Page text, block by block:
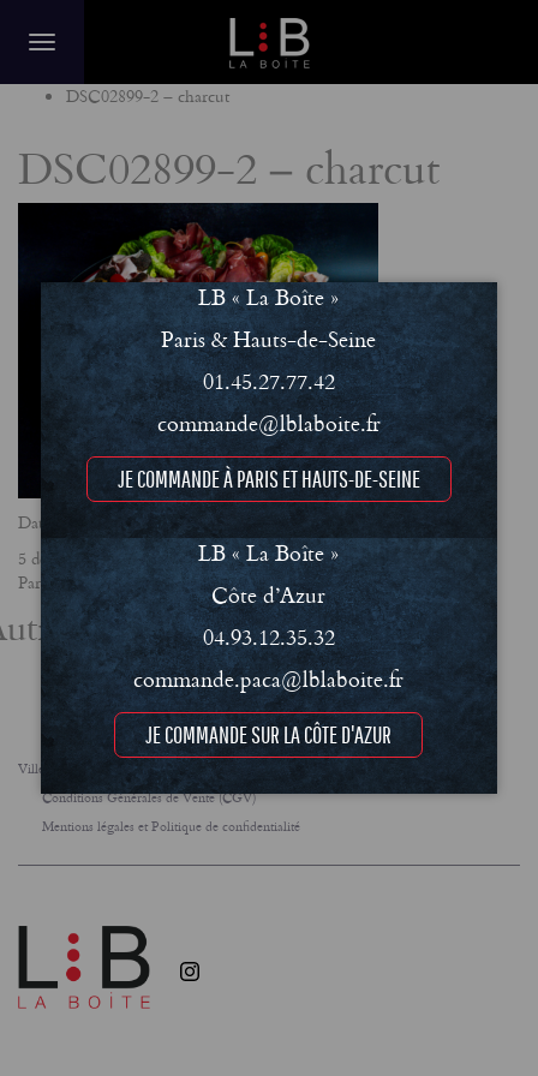
DSC02899-2 – charcut
DSC02899-2 – charcut
Date
5 décembre 2024
Partager
actualités
Villes Le concept
Notre engagement RSE
Conditions Générales de Vente (CGV)
Mentions légales et Politique de confidentialité
LB « La Boîte »
Paris & Hauts-de-Seine
01.45.27.77.42
commande@lblaboite.fr
JE COMMANDE À PARIS ET HAUTS-DE-SEINE
LB « La Boîte »
Côte d’Azur
04.93.12.35.32
commande.paca@lblaboite.fr
JE COMMANDE SUR LA CÔTE D'AZUR